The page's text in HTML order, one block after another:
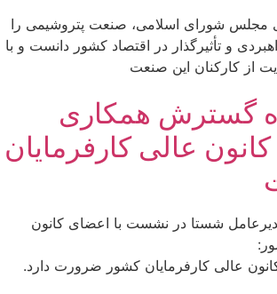
مجلس شورای اسلامی، صنعت پتروشیمی را
و تأثیرگذار در اقتصاد کشور دانست و با
از کارکنان این صنعت
گسترش همکاری
کانون عالی کارفرمایان
شستا در نشست با اعضای کانون
عالی کارفرمایان کشور ضرورت دارد.